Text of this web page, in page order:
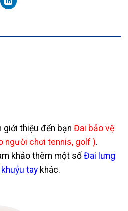
giới thiệu đến bạn Đai bảo vệ
người chơi tennis, golf ).
khảo thêm một sốĐai lưng
tay khác.